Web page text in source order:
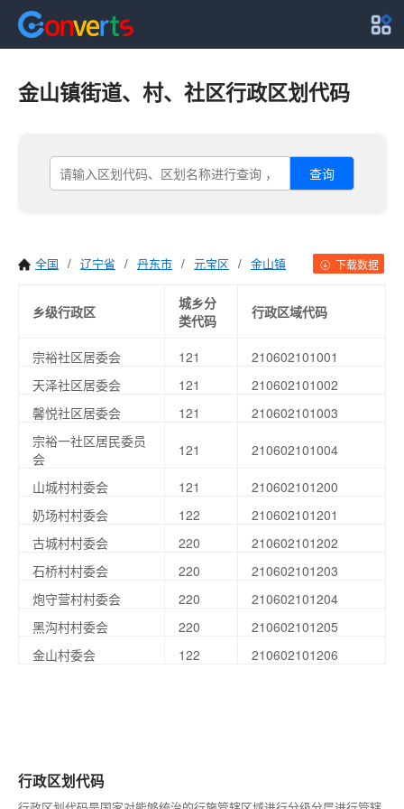
金山镇街道、村、社区行政区划代码
查询
全国 / 辽宁省 / 丹东市 / 元宝区 / 金山镇 下载数据
乡级行政区
城乡分
类代码
行政区域代码
宗裕社区居委会 121
210602101001
天泽社区居委会
121
210602101002
馨悦社区居委会
121
210602101003
宗裕一社区居民委员
会
121 210602101004
山城村村委会 121
210602101200
奶场村村委会
122
210602101201
古城村村委会
220
210602101202
石桥村村委会
220
210602101203
炮守营村村委会
220
210602101204
黑沟村村委会
220
210602101205
金山村委会
122 210602101206
行政区划代码